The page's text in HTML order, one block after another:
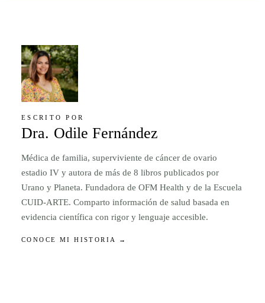
ESCRITO POR
Dra. Odile Fernández
Médica de familia, superviviente de cáncer de ovario
estadio IV y autora de más de 8 libros publicados por
Urano y Planeta. Fundadora de OFM Health y de la Escuela
CUID-ARTE. Comparto información de salud basada en
evidencia científica con rigor y lenguaje accesible.
CONOCE MI HISTORIA →